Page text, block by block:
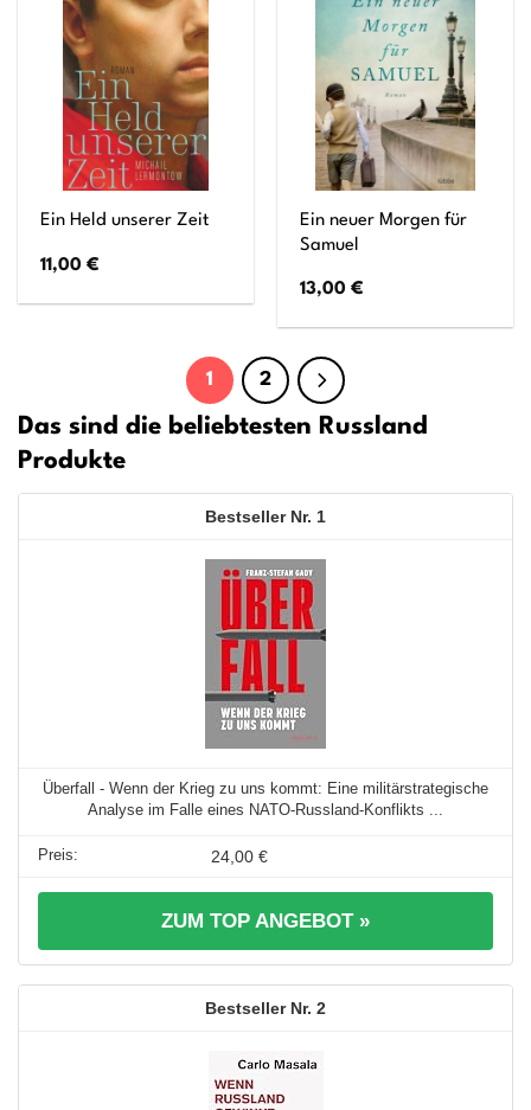
Ein Held unserer Zeit
11,00€
Ein neuer Morgen für
Samuel
13,00€
1 2
Das sind die beliebtesten Russland
Produkte
1
Überfall - Wenn der Krieg zu uns kommt: Eine militärstrategische
Analyse im Falle eines NATO-Russland-Konflikts ...
24,00 €
ZUM TOP ANGEBOT »
2